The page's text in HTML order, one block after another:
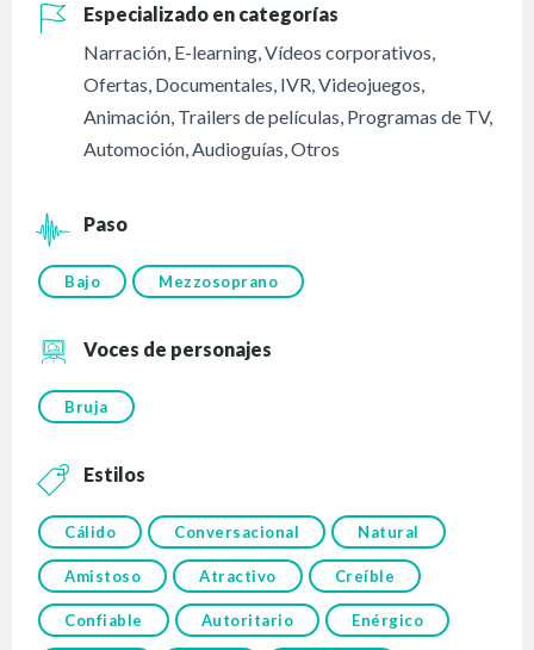
Especializado en categorías
Narración, E-learning,Vídeos corporativos,
Ofertas, Documentales, IVR,Videojuegos,
Animación, Trailers de películas, Programas de TV,
Automoción,Audioguías,Otros
Paso
Bajo Mezzosoprano
Voces de personajes
Bruja
Estilos
Cálido Conversacional Natural
Amistoso Atractivo Creíble
Confiable Autoritario Enérgico